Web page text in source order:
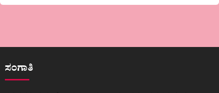
ಸಂಗಾತಿ